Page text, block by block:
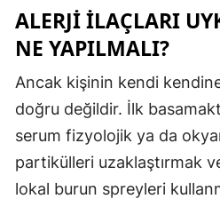
ALERJI İLAÇLARI
NE YAPILMALI?
Ancak kişinin kendi
doğru değildir. İlk
serum fizyolojik ya da
partikülleri uzaklaştırmak
lokal burun spreyleri